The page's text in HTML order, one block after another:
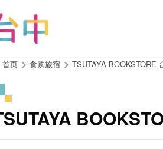
首页 食购旅宿 TSUTAYA BOOKSTORE